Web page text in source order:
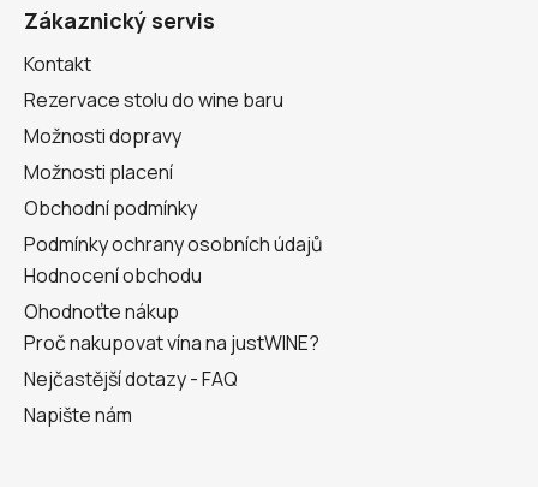
Zákaznický servis
Kontakt
Rezervace stolu do wine baru
Možnosti dopravy
Možnosti placení
Obchodní podmínky
Podmínky ochrany osobních údajů
Hodnocení obchodu
Ohodnoťte nákup
Proč nakupovat vína na justWINE?
Nejčastější dotazy - FAQ
Napište nám